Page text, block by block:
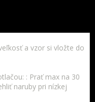
a vzor si vložte do
: Prať max na 30
naruby pri nízkej